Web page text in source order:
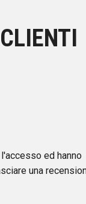
ed hanno
una